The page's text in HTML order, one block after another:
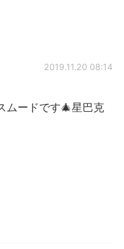
ngữ
2019.11.20 08:14
ムードです🎄星巴克